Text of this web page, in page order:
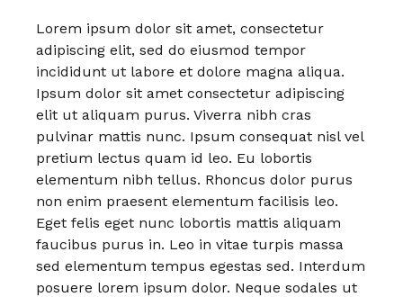
Lorem ipsum dolor sit amet, consectetur
adipiscing elit, sed do eiusmod tempor
incididunt ut labore et dolore magna aliqua.
Ipsum dolor sit amet consectetur adipiscing
elit ut aliquam purus. Viverra nibh cras
pulvinar mattis nunc. Ipsum consequat nisl vel
pretium lectus quam id leo. Eu lobortis
elementum nibh tellus. Rhoncus dolor purus
non enim praesent elementum facilisis leo.
Eget felis eget nunc lobortis mattis aliquam
faucibus purus in. Leo in vitae turpis massa
sed elementum tempus egestas sed. Interdum
posuere lorem ipsum dolor. Neque sodales ut